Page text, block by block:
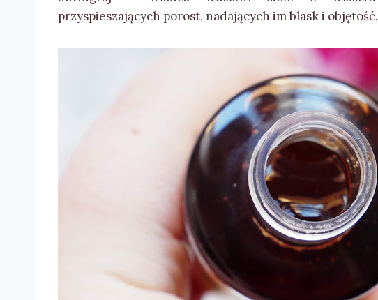
przyspieszających porost, nadających im blask i objętość.